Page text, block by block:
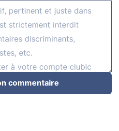
commentaire